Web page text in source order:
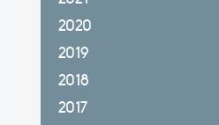
2020
2019
2018
2017